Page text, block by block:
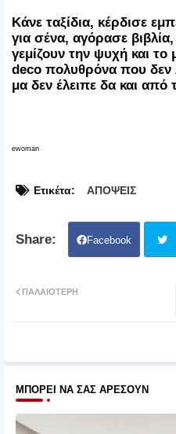
Κάνε ταξίδια, κέρδισε
για σένα, αγόρασε
γεμίζουν την ψυχή και
deco πολυθρόνα που δεν
μα δεν έλειπε δα και από
ewoman
Ετικέτα: ΑΠΟΨΕΙΣ
Facebook
ΠΑΛΑΙΌΤΕΡΗ
ΜΠΟΡΕΊ ΝΑ ΣΑΣ ΑΡΈΣΟΥΝ